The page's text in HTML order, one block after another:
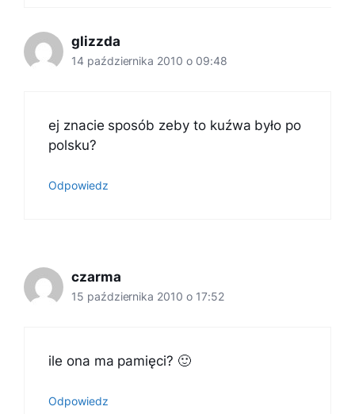
glizzda
14 października 2010 o 09:48
ej znacie sposób zeby to kuźwa było po
polsku?
Odpowiedz
czarma
15 października 2010 o 17:52
ile ona ma pamięci? 🙂
Odpowiedz